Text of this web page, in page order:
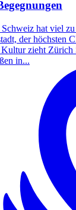
hat viel
der höchsten
zieht Zürich
in...